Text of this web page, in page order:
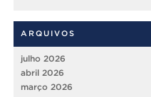
ARQUIVOS
julho 2026
abril 2026
março 2026